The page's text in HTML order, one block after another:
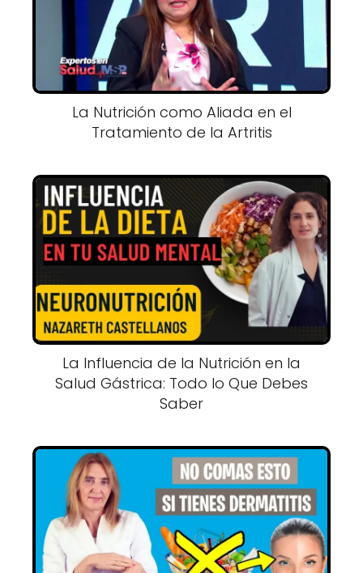
La Nutrición como Aliada en el
Tratamiento de la Artritis
La Influencia de la Nutrición en la
Salud Gástrica: Todo lo Que Debes
Saber